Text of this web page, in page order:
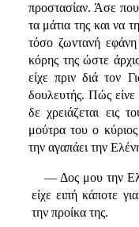
προστασίαν. Άσε
τα μάτια της και να
τόσο ζωντανή εφάνη
κόρης της ώστε
είχε πριν διά τον
δουλευτής. Πώς
δε χρειάζεται εις
μούτρα του ο
την αγαπάει την
— Δος μου την
είχε ειπή κάποτε
την προίκα της.